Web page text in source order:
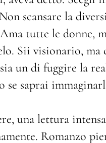
scansare la
tutte le donne,
Sii visionario, ma
un di fuggire la
se saprai
una lettura
Romanzo